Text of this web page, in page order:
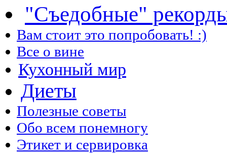
"Съедобные"
Вам стоит это попробовать! :)
Все о вине
Кухонный мир
Диеты
Полезные советы
Обо всем понемногу
Этикет и сервировка